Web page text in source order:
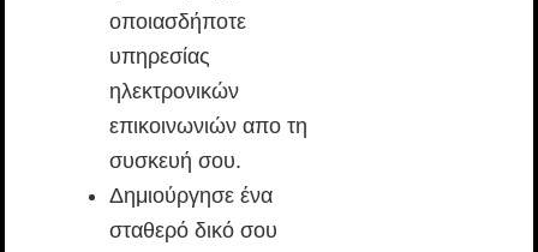
οποιασδήποτε
υπηρεσίας
ηλεκτρονικών
επικοινωνιών απο τη
συσκευή σου.
Δημιούργησε ένα
σταθερό δικό σου